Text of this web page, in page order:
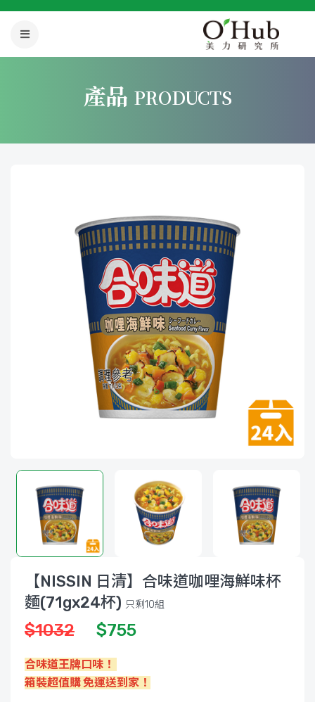
產品 PRODUCTS
【NISSIN 日清】合味道咖哩海鮮味杯
麵(71gx24杯) 只剩10組
$1032 $755
合味道王牌口味！
箱裝超值購 免運送到家！